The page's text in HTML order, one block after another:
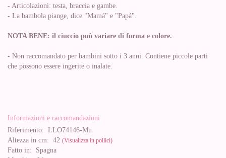
- Articolazioni: testa, braccia e gambe.
- La bambola piange, dice "Mamá" e "Papá".
NOTA BENE: il ciuccio può variare di forma e colore.
- Non raccomandato per bambini sotto i 3 anni. Contiene piccole parti
che possono essere ingerite o inalate.
Informazioni e raccomandazioni
Riferimento: LLO74146-Mu
Altezza in cm: 42 (Visualizza in pollici)
Fatto in: Spagna